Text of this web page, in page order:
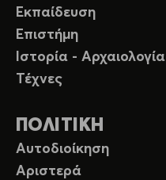
Εκπαίδευση
Επιστήμη
Ιστορία - Αρχαιολογία
Τέχνες
ΠΟΛΙΤΙΚΗ
Αυτοδιοίκηση
Αριστερά